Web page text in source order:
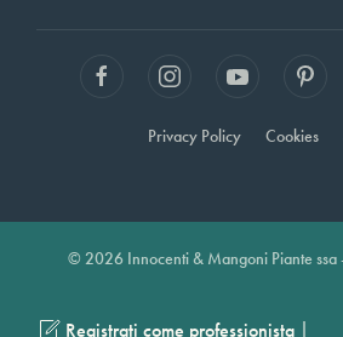
Privacy Policy Cookies
© 2026 Innocenti & Mangoni Piante ssa
Registrati come professionista |